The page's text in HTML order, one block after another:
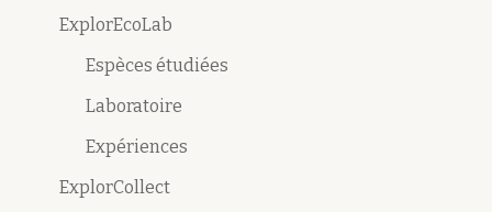
ExplorEcoLab
Espèces étudiées
Laboratoire
Expériences
ExplorCollect